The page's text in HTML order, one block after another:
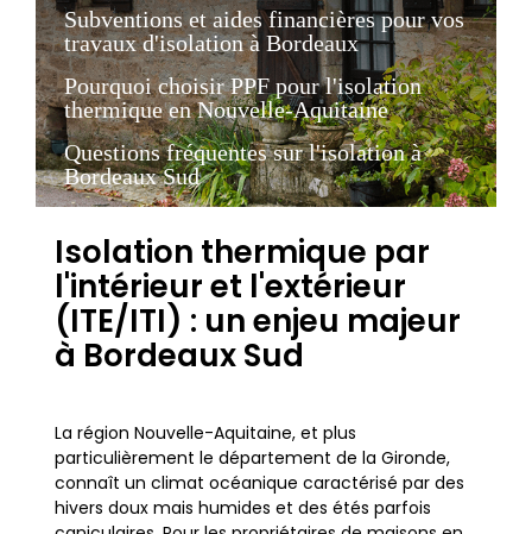
Subventions et aides financières pour vos
travaux d'isolation à Bordeaux
Pourquoi choisir PPF pour l'isolation
thermique en Nouvelle-Aquitaine
Questions fréquentes sur l'isolation à
Bordeaux Sud
Isolation thermique par
l'intérieur et l'extérieur
(ITE/ITI) : un enjeu majeur
à Bordeaux Sud
La région Nouvelle-Aquitaine, et plus
particulièrement le département de la Gironde,
connaît un climat océanique caractérisé par des
hivers doux mais humides et des étés parfois